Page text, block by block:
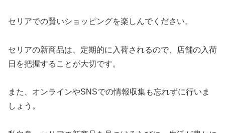
セリアでの賢いショッピングを楽しんでください。
セリアの新商品は、定期的に入荷されるので、店舗の入荷
日を把握することが大切です。
また、オンラインやSNSでの情報収集も忘れずに行いま
しょう。